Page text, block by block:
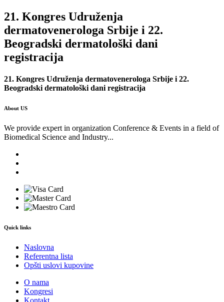
21. Kongres Udruženja
dermatovenerologa Srbije i 22.
Beogradski dermatološki dani
registracija
21. Kongres Udruženja dermatovenerologa Srbije i 22.
Beogradski dermatološki dani registracija
About US
We provide expert in organization Conference & Events in a field of
Biomedical Science and Industry...
Quick links
Naslovna
Referentna lista
Opšti uslovi kupovine
O nama
Kongresi
Kontakt